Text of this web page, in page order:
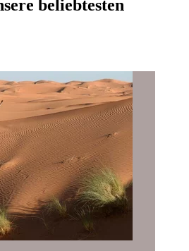
beliebtesten